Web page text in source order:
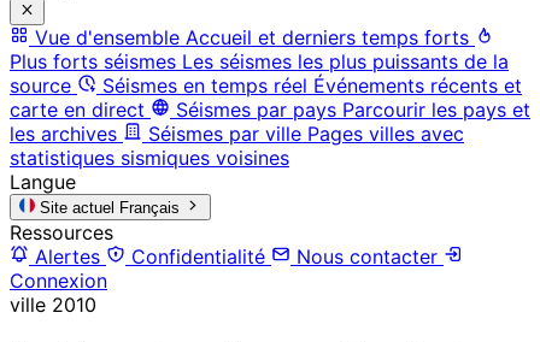
Vue d'ensemble Accueil et derniers temps forts
Plus forts séismes Les séismes les plus puissants de la
source
Séismes en temps réel Événements récents et
carte en direct
Séismes par pays Parcourir les pays et
les archives
Séismes par ville Pages villes avec
statistiques sismiques voisines
Langue
Site actuel Français
Ressources
Alertes
Confidentialité
Nous contacter
Connexion
ville 2010